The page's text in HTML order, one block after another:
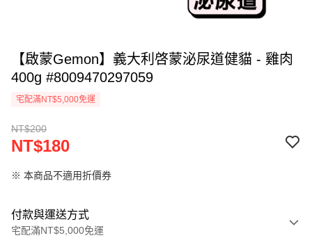
【啟蒙Gemon】義大利啓蒙泌尿道健貓 - 雞肉
400g #8009470297059
宅配滿NT$5,000免運
NT$200
NT$180
※ 本商品不適用折價券
付款與運送方式
宅配滿NT$5,000免運